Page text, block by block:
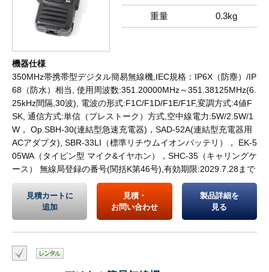
重量 0.3kg
機器仕様
350MHz帯携帯型デジタル簡易無線機,IEC規格：IP6X（防塵）/IP
68（防水）相当, 使用周波数:351.20000MHz～351.38125MHz(6.
25kHz間隔,30波), 電波の形式:F1C/F1D/F1E/F1F,変調方式:4値F
SK, 通信方式:単信（プレストーク）方式,空中線電力:5W/2.5W/1
W， Op.SBH-30(連結型急速充電器)，SAD-52A(連結型充電器用
ACアダプタ), SBR-33LI（標準リチウムイオンバッテリ）， EK-5
05WA（タイピン型 マイク&イヤホン），SHC-35（キャリングケ
ース） 無線局登録の番号(関括K第46号),有効期限:2029.7.28まで
見積カートに
追加
見積・
お問い合わせ
製品詳細を
見る